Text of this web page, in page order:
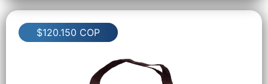
$120.150 COP